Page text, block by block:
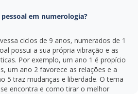
em numerologia?
ciclos de 9 anos, numerados de 1
possui a sua própria vibração e as
Por exemplo, um ano 1 é propício
um ano 2 favorece as relações e a
5 traz mudanças e liberdade. O tema
encontra e como tirar o melhor